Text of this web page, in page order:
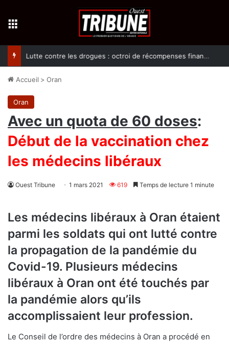
Lutte contre les drogues : octroi de récompenses financières aux dénonciateurs de trafiquants
Accueil > Oran
Oran
Avec un quota de 60 doses:
Début de la vaccination chez
les médecins libéraux
Ouest Tribune 1 mars 2021 619 Temps de lecture 1 minute
Les médecins libéraux à Oran étaient
parmi les soldats qui ont lutté contre
la propagation de la pandémie du
Covid-19. Plusieurs médecins
libéraux à Oran ont été touchés par
la pandémie alors qu’ils
accomplissaient leur profession.
Le Conseil de l’ordre des médecins à Oran a procédé en